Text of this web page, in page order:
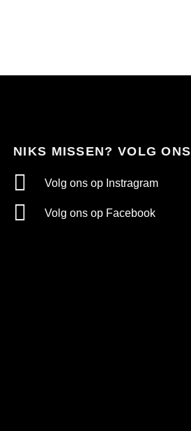
NIKS MISSEN? VOLG ONS
Volg ons op Instragram
Volg ons op Facebook